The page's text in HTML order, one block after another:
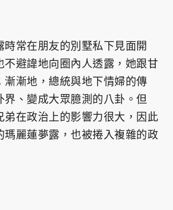
時常在朋友的別墅私下見面開
不避諱地向圈內人透露，她跟甘
漸漸地，總統與地下情婦的傳
界、變成大眾臆測的八卦。但
弟在政治上的影響力很大，因此
瑪麗蓮夢露，也被捲入複雜的政